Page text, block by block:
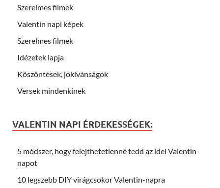
Szerelmes filmek
Valentin napi képek
Szerelmes filmek
Idézetek lapja
Köszöntések, jókívánságok
Versek mindenkinek
VALENTIN NAPI ÉRDEKESSÉGEK:
5 módszer, hogy felejthetetlenné tedd az idei Valentin-
napot
10 legszebb DIY virágcsokor Valentin-napra